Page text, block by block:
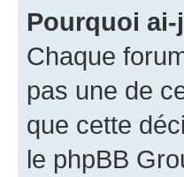
Pourquoi
Chaque
pas une de
que cette
le phpBB